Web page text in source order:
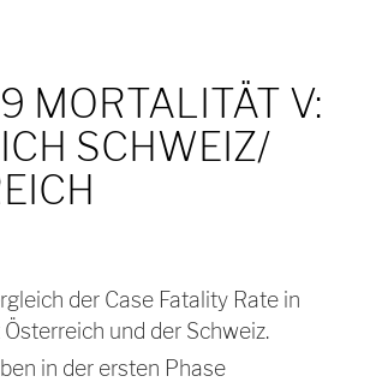
MORTALITÄT V:
SCHWEIZ/
der Case Fatality Rate in
und der Schweiz.
in der ersten Phase